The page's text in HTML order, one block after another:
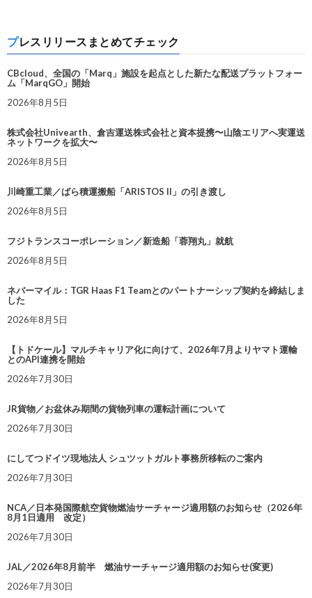
プレスリリースまとめてチェック
CBcloud、全国の「Marq」施設を起点とした新たな配送プラットフォー
ム「MarqGO」開始
2026年8月5日
株式会社Univearth、倉吉運送株式会社と資本提携〜山陰エリアへ実運送
ネットワークを拡大〜
2026年8月5日
川崎重工業／ばら積運搬船「ARISTOS II」の引き渡し
2026年8月5日
フジトランスコーポレーション／新造船「蓉翔丸」就航
2026年8月5日
ネバーマイル：TGR Haas F1 Teamとのパートナーシップ契約を締結しま
した
2026年8月5日
【トドケール】マルチキャリア化に向けて、2026年7月よりヤマト運輸
とのAPI連携を開始
2026年7月30日
JR貨物／お盆休み期間の貨物列車の運転計画について
2026年7月30日
にしてつドイツ現地法人 シュツットガルト事務所移転のご案内
2026年7月30日
NCA／日本発国際航空貨物燃油サーチャージ適用額のお知らせ（2026年
8月1日適用 改定）
2026年7月30日
JAL／2026年8月前半 燃油サーチャージ適用額のお知らせ(変更)
2026年7月30日